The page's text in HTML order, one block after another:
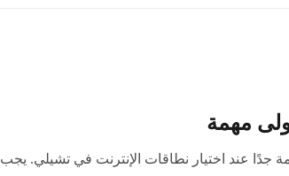
مهمة
جدًا عند اختيار نطاقات الإنترنت في تشيلي. يجب